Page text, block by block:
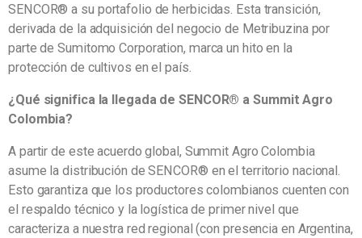
SENCOR® a su portafolio de herbicidas. Esta transición,
derivada de la adquisición del negocio de Metribuzina por
parte de Sumitomo Corporation, marca un hito en la
protección de cultivos en el país.
¿Qué significa la llegada de SENCOR® a Summit Agro
Colombia?
A partir de este acuerdo global, Summit Agro Colombia
asume la distribución de SENCOR® en el territorio nacional.
Esto garantiza que los productores colombianos cuenten con
el respaldo técnico y la logística de primer nivel que
caracteriza a nuestra red regional (con presencia en Argentina,